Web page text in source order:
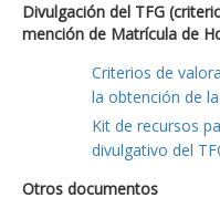
Divulgación del TFG
mención de Matrícula de
Criterios de
la obtención de
Kit de recursos
divulgativo del
Otros documentos